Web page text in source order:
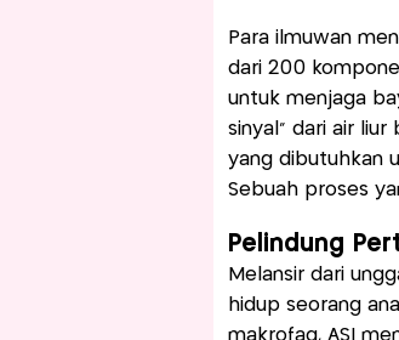
Para ilmuwan
dari 200
untuk menjaga
sinyal” dari air
yang dibutuhkan
Sebuah proses
Pelindung
Melansir dari
hidup seorang
makrofag, ASI